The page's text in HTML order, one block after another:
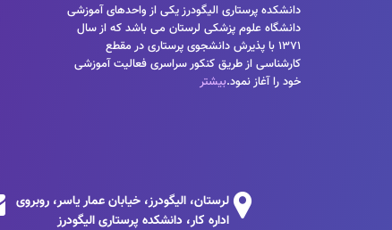
دانشکده پرستاری الیگودرز یکی از واحدهای آموزشی
دانشگاه علوم پزشکی لرستان می باشد که از سال
1371 با پذیرش دانشجوی پرستاری در مقطع
کارشناسی از طریق کنکور سراسری فعالیت آموزشی
خود را آغاز نمود.بیشتر
لرستان، الیگودرز، خیابان عمار یاسر، روبروی
اداره کار، دانشکده پرستاری الیگودرز